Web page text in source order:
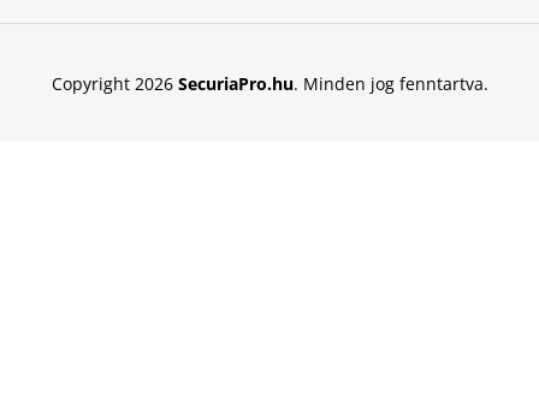
Copyright 2026 SecuriaPro.hu. Minden jog fenntartva.